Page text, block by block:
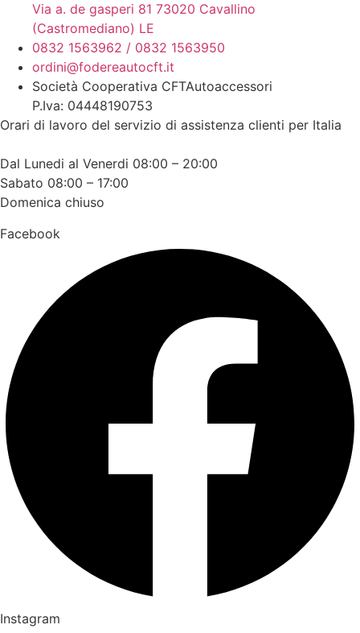
Via a. de gasperi 81 73020 Cavallino
(Castromediano) LE
0832 1563962 / 0832 1563950
ordini@fodereautocft.it
Società Cooperativa CFTAutoaccessori
P.Iva: 04448190753
Orari di lavoro del servizio di assistenza clienti per Italia
Dal Lunedi al Venerdi 08:00 – 20:00
Sabato 08:00 – 17:00
Domenica chiuso
Facebook
Instagram